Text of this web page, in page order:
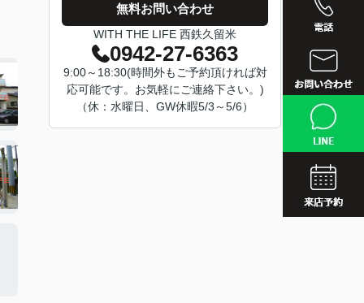
西鉄久
JR久留
西鉄久
JR久留
無料お問い合わせ
WITH THE LIFE 西鉄久留米
0942-27-6363
9:00～18:30(時間外もご予約頂ければ対
応可能です。お気軽にご連絡下さい。)
（休：水曜日、GW休暇5/3～5/6）